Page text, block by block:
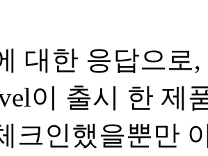
대한 응답으로
이 출시 한 제
크인했을뿐만